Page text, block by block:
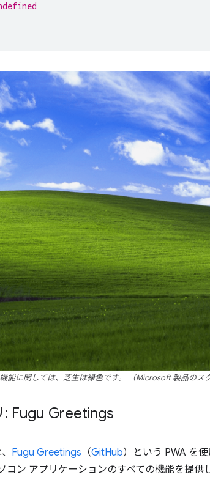
能に関しては、芝生は緑色です。 （Microsoft 製品のス
: Fugu Greetings
Fugu Greetings （GitHub）という PWA を
コン アプリケーションのすべての機能を提